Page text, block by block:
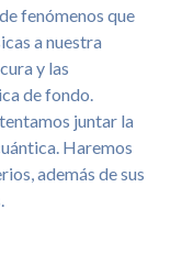
fenómenos que
a nuestra
y las
de fondo.
juntar la
Haremos
además de sus